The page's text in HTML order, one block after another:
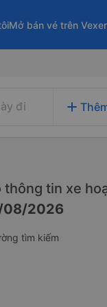
Mở bán vé trên
đi add
thông tin xe
2026
tìm kiếm